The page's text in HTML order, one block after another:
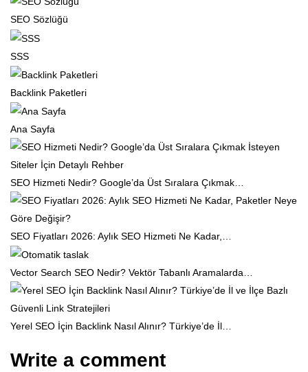
SEO Sözlüğü
SSS
Backlink Paketleri
Ana Sayfa
SEO Hizmeti Nedir? Google’da Üst Sıralara Çıkmak…
SEO Fiyatları 2026: Aylık SEO Hizmeti Ne Kadar,…
Vector Search SEO Nedir? Vektör Tabanlı Aramalarda…
Yerel SEO İçin Backlink Nasıl Alınır? Türkiye’de İl…
Write a comment